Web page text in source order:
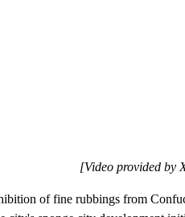
[Video provided by
of fine rubbings from